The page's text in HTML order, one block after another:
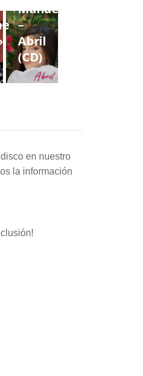
Manuela
–
Abril
(CD)
en nuestro
la información